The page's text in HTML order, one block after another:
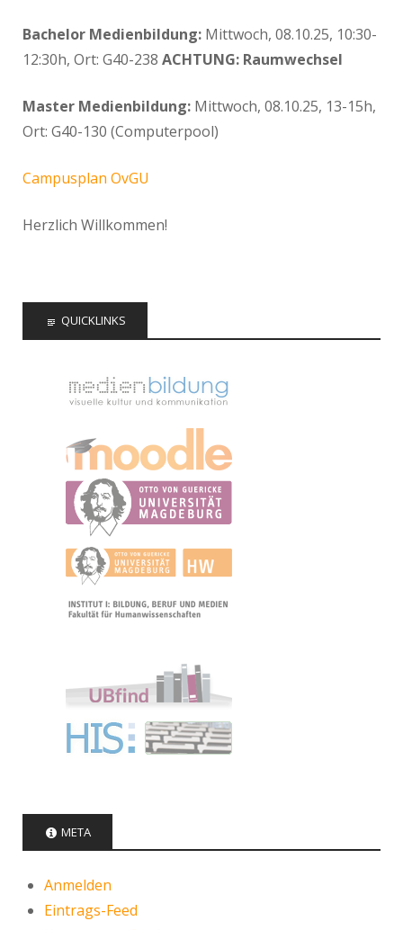
Bachelor Medienbildung: Mittwoch, 08.10.25, 10:30-
12:30h, Ort: G40-238 ACHTUNG: Raumwechsel
Master Medienbildung: Mittwoch, 08.10.25, 13-15h,
Ort: G40-130 (Computerpool)
Campusplan OvGU
Herzlich Willkommen!
QUICKLINKS
META
Anmelden
Eintrags-Feed